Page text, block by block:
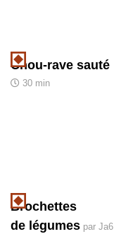
Chou-rave sauté
30 min
Brochettes
de légumes par Ja6